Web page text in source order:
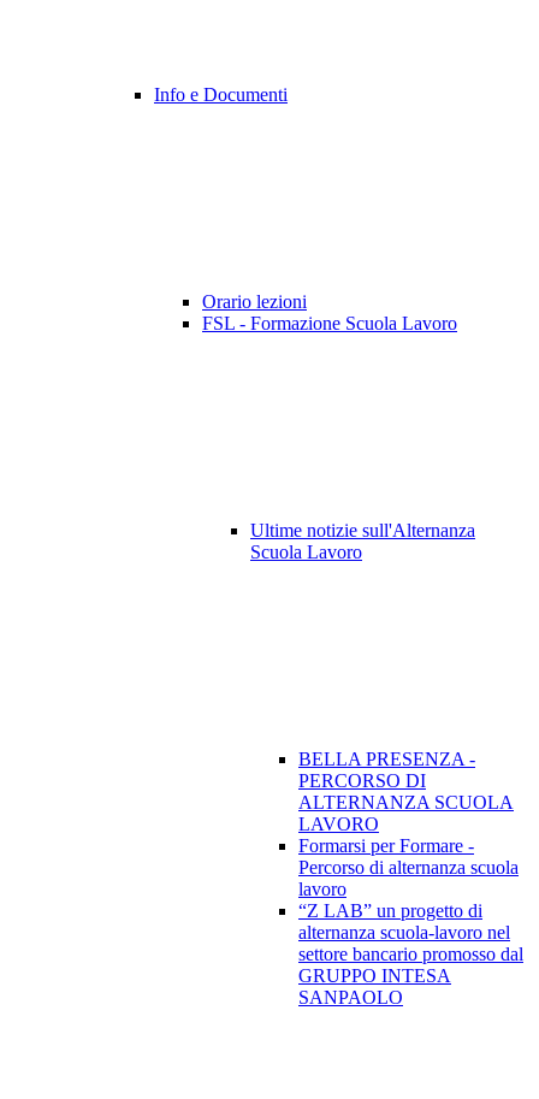
Info e Documenti
Orario lezioni
FSL - Formazione Scuola Lavoro
Ultime notizie sull'Alternanza
Scuola Lavoro
BELLA PRESENZA -
PERCORSO DI
ALTERNANZA SCUOLA
LAVORO
Formarsi per Formare -
Percorso di alternanza scuola
lavoro
“Z LAB” un progetto di
alternanza scuola-lavoro nel
settore bancario promosso dal
GRUPPO INTESA
SANPAOLO